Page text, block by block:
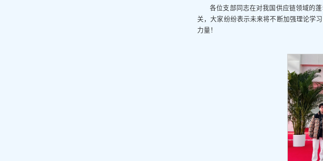
各位支部同志在对我国供应链领域的
关，大家纷纷表示未来将不断加强理论学
力量！